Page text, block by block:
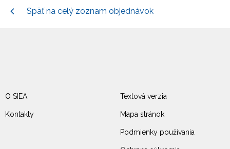
Späť na celý zoznam objednávok
O SIEA
Kontakty
Textová verzia
Mapa stránok
Podmienky používania